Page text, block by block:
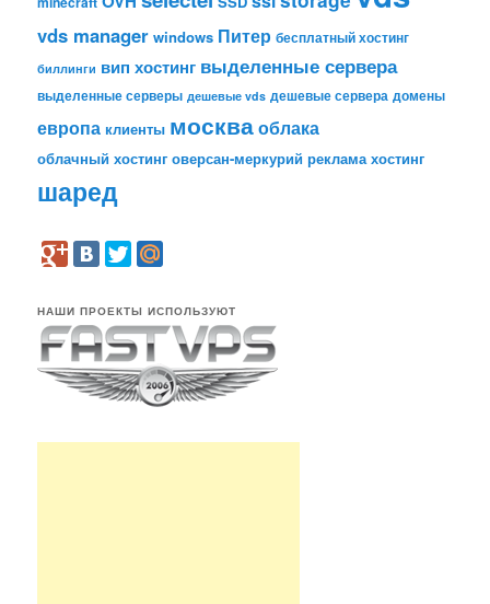
vds manager windows Питер бесплатный хостинг
биллинги вип хостинг выделенные сервера
выделенные серверы дешевые vds дешевые сервера домены
европа клиенты москваоблака
облачный хостинг оверсан-меркурий реклама хостинг
шаред
НАШИ ПРОЕКТЫ ИСПОЛЬЗУЮТ